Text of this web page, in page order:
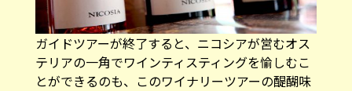
ガイドツアーが終了すると、ニコシアが営むオス
テリアの一角でワインティスティングを愉しむこ
とができるのも、このワイナリーツアーの醍醐味